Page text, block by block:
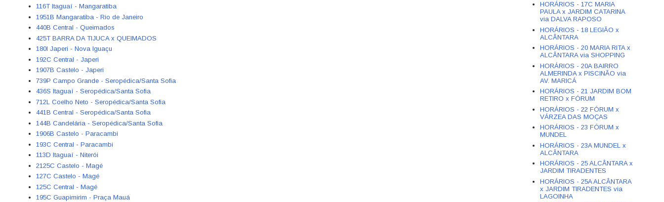
116T Itaguaí - Mangaratiba
1951B Mangaratiba - Rio de Janeiro
440B Central - Queimados
425T BARRA DA TIJUCA x QUEIMADOS
180I Japeri - Nova Iguaçu
192C Central - Japeri
1907B Castelo - Japeri
739P Campo Grande - Seropédica/Santa Sofia
436S Itaguaí - Seropédica/Santa Sofia
712L Coelho Neto - Seropédica/Santa Sofia
441B Central - Seropédica/Santa Sofia
144B Candelária - Seropédica/Santa Sofia
1906B Castelo - Paracambi
193C Central - Paracambi
113D Itaguaí - Niterói
2125C Castelo - Magé
127C Castelo - Magé
125C Central - Magé
195C Guapimirim - Praça Mauá
HORÁRIOS - 17C MARIA
PAULA x JARDIM CATARINA
via DALVA RAPOSO
HORÁRIOS - 18 LEGIÃO x
ALCÂNTARA
HORÁRIOS - 20 MARIA RITA x
ALCÂNTARA via SHOPPING
HORÁRIOS - 20A BAIRRO
ALMERINDA x PISCINÃO via
AV. MARICÁ
HORÁRIOS - 21 JARDIM BOM
RETIRO x FÓRUM
HORÁRIOS - 22 FÓRUM x
VÁRZEA DAS MOÇAS
HORÁRIOS - 23 FÓRUM x
MUNDEL
HORÁRIOS - 23A MUNDEL x
ALCÂNTARA
HORÁRIOS - 25 ALCÂNTARA x
JARDIM TIRADENTES
HORÁRIOS - 25A ALCÂNTARA
x JARDIM TIRADENTES via
LAGOINHA